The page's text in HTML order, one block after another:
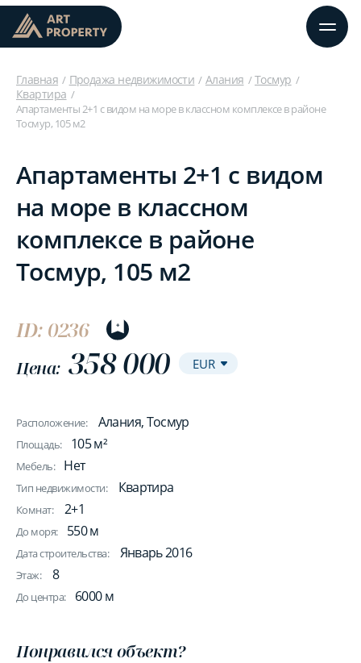
Главная Продажа недвижимости Алания
Тосмур
Квартира
Апартаменты 2+1 с видом на море в классном комплексе в районе
Тосмур, 105 м2
Апартаменты 2+1 с видом
на море в классном
комплексе в районе
Тосмур, 105 м2
ID: 0236
Цена: 358 000
Расположение: Алания, Тосмур
Площадь: 105 м²
Мебель: Нет
Тип недвижимости: Квартира
Комнат: 2+1
До моря: 550 м
Дата строительства: Январь 2016
Этаж: 8
До центра: 6000 м
Понравился объект?